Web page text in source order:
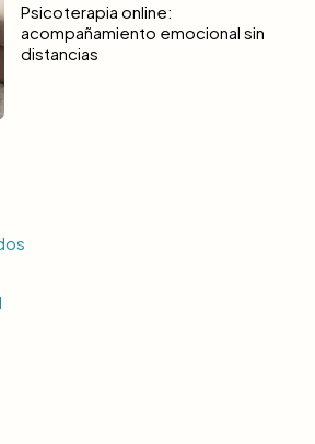
Psicoterapia online:
acompañamiento emocional sin
distancias